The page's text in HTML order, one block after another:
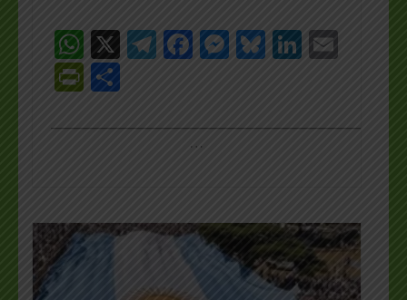
WhatsApp
X Telegram
Facebook
Messenger
Bluesky
PrintFriendly